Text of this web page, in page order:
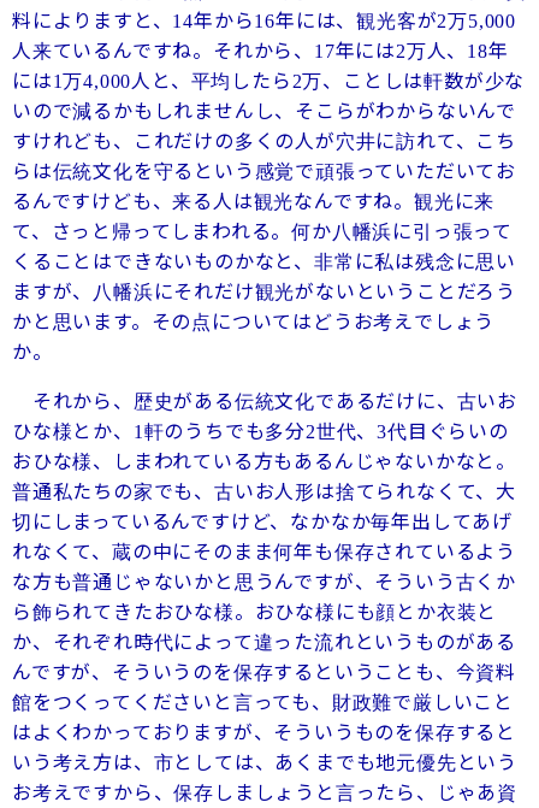
料によりますと、
14年から16年には、観光客が2万5,000
人来ているんですね。それから、 17年には2万人、 18年
には1万4,000人と、平均したら 2万、ことしは軒数が少な
いので減るかもしれませんし、そこらがわからないんで
すけれども、これだけの多くの人が穴井に訪れて、こち
らは伝統文化を守るという感覚で頑張っていただいてお
るんですけども、来る人は観光なんですね。観光に来
て、さっと帰ってしまわれる。何か八幡浜に引っ張って
くることはできないものかなと、非常に私は残念に思い
ますが、八幡浜にそれだけ観光がないということだろう
かと思います。その点についてはどうお考えでしょう
か。
それから、歴史がある伝統文化であるだけに、古いお
ひな様とか、
1 軒のうちでも多分2世代、3代目ぐらいの
おひな様、しまわれている方もあるんじゃないかなと。
普通私たちの家でも、古いお人形は捨てられなくて、大
切にしまっているんですけど、なかなか毎年出してあげ
れなくて、蔵の中にそのまま何年も保存されているよう
な方も普通じゃないかと思うんですが、そういう古くか
ら飾られてきたおひな様。おひな様にも顔とか衣装と
か、それぞれ時代によって違った流れというものがある
んですが、そういうのを保存するということも、今資料
館をつくってくださいと言っても、財政難で厳しいこと
はよくわかっておりますが、そういうものを保存すると
いう考え方は、市としては、あくまでも地元優先という
お考えですから、保存しましょうと言ったら、じゃあ資